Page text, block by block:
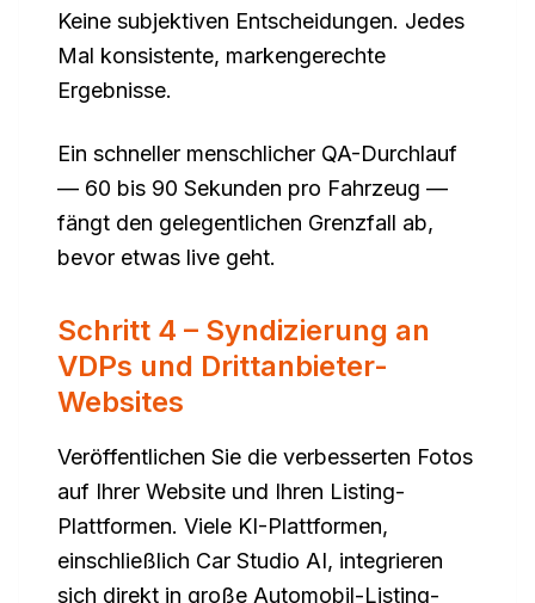
Keine subjektiven Entscheidungen. Jedes
Mal konsistente, markengerechte
Ergebnisse.
Ein schneller menschlicher QA-Durchlauf
— 60 bis 90 Sekunden pro Fahrzeug —
fängt den gelegentlichen Grenzfall ab,
bevor etwas live geht.
Schritt 4 – Syndizierung an
VDPs und Drittanbieter-
Websites
Veröffentlichen Sie die verbesserten Fotos
auf Ihrer Website und Ihren Listing-
Plattformen. Viele KI-Plattformen,
einschließlich Car Studio AI, integrieren
sich direkt in große Automobil-Listing-